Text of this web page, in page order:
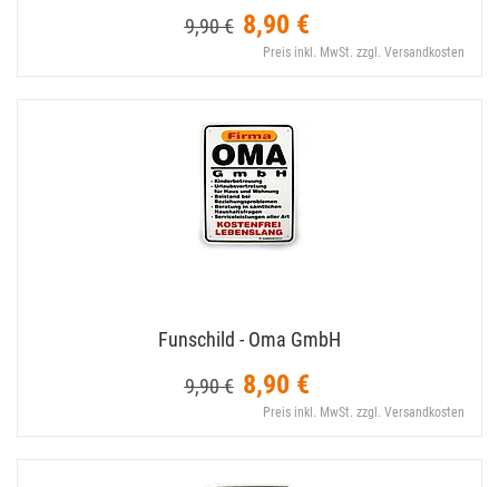
9,90 € 8,90 €
Preis inkl. MwSt. zzgl. Versandkosten
Funschild - Oma GmbH
9,90 € 8,90 €
Preis inkl. MwSt. zzgl. Versandkosten